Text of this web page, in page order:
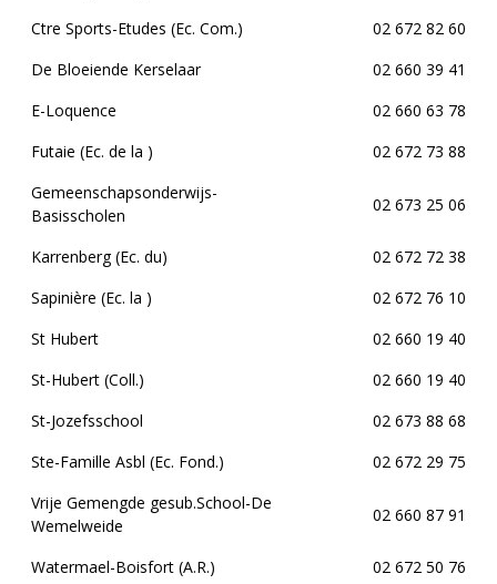
Ctre Sports-Etudes (Ec. Com.)
02 672 82 60
De Bloeiende Kerselaar
02 660 39 41
E-Loquence
02 660 63 78
Futaie (Ec. de la )
02 672 73 88
Gemeenschapsonderwijs-
Basisscholen
02 673 25 06
Karrenberg (Ec. du)
02 672 72 38
Sapinière (Ec. la )
02 672 76 10
St Hubert
02 660 19 40
St-Hubert (Coll.)
02 660 19 40
St-Jozefsschool
02 673 88 68
Ste-Famille Asbl (Ec. Fond.)
02 672 29 75
Vrije Gemengde gesub.School-De
Wemelweide
02 660 87 91
Watermael-Boisfort (A.R.) 02 672 50 76